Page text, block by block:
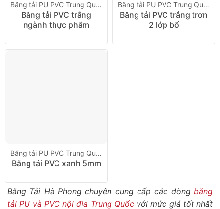
Băng tải PU PVC Trung Quốc
Băng tải PVC trắng
ngành thực phẩm
Băng tải PU PVC Trung Quốc
Băng tải PVC trắng trơn
2 lớp bố
Băng tải PU PVC Trung Quốc
Băng tải PVC xanh 5mm
Băng Tải Hà Phong chuyên cung cấp các dòng băng
tải PU và PVC nội địa Trung Quốcvới mức giá tốt nhất